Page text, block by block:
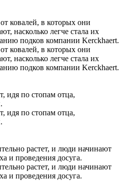
ковалей, в которых они
насколько легче стала их
подков компании Kerckhaert.
ковалей, в которых они
насколько легче стала их
подков компании Kerckhaert.
идя по стопам отца,
идя по стопам отца,
растет, и люди начинают
и проведения досуга.
растет, и люди начинают
и проведения досуга.